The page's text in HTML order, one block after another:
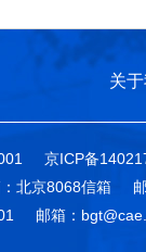
关
京ICP备
北京8068信箱
邮箱：